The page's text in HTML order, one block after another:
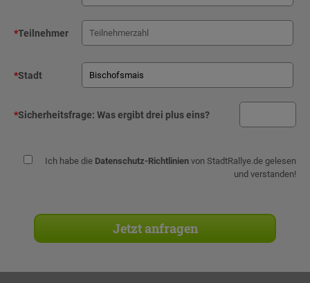
*Teilnehmer
*Stadt
*Sicherheitsfrage: Was ergibt drei plus eins?
Ich habe die Datenschutz-Richtlinien von StadtRallye.de gelesen
und verstanden!